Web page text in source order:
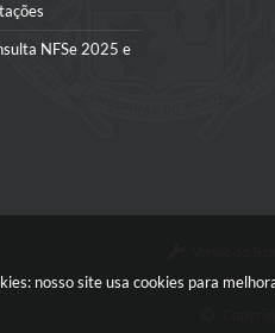
nosso site usa cookies para
NFSe 2025 e